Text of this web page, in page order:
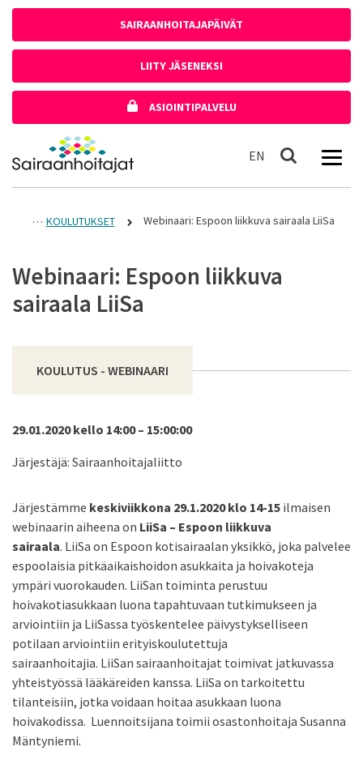
SAIRAANHOITAJAPÄIVÄT
LIITY JÄSENEKSI
ASIOINTIPALVELU
Etusivulle
EN In English
Haku
KOULUTUKSET Webinaari: Espoon liikkuva sairaala LiiSa
Webinaari: Espoon liikkuva
sairaala LiiSa
KOULUTUS - WEBINAARI
29.01.2020 kello 14:00 – 15:00:00
Järjestäjä: Sairaanhoitajaliitto
Järjestämme keskiviikkona 29.1.2020 klo 14-15 ilmaisen
webinaarin aiheena on LiiSa – Espoon liikkuva
sairaala. LiiSa on Espoon kotisairaalan yksikkö, joka palvelee
espoolaisia pitkäaikaishoidon asukkaita ja hoivakoteja
ympäri vuorokauden. LiiSan toiminta perustuu
hoivakotiasukkaan luona tapahtuvaan tutkimukseen ja
arviointiin ja LiiSassa työskentelee päivystykselliseen
potilaan arviointiin erityiskoulutettuja
sairaanhoitajia. LiiSan sairaanhoitajat toimivat jatkuvassa
yhteistyössä lääkäreiden kanssa. LiiSa on tarkoitettu
tilanteisiin, jotka voidaan hoitaa asukkaan luona
hoivakodissa. Luennoitsijana toimii osastonhoitaja Susanna
Mäntyniemi.